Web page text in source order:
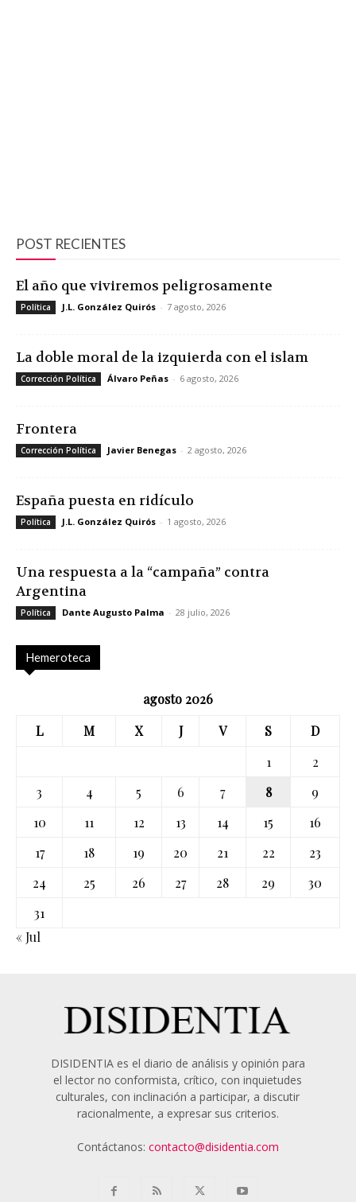
POST RECIENTES
El año que viviremos peligrosamente
Política J.L. González Quirós - 7 agosto, 2026
La doble moral de la izquierda con el islam
Corrección Política Álvaro Peñas - 6 agosto, 2026
Frontera
Corrección Política Javier Benegas - 2 agosto, 2026
España puesta en ridículo
Política J.L. González Quirós - 1 agosto, 2026
Una respuesta a la “campaña” contra
Argentina
Política Dante Augusto Palma - 28 julio, 2026
Hemeroteca
agosto 2026
L
M X J V S
D
1
2
3
4 5 6 7 8
9
10
11 12 13 14 15
16
17
18 19 20 21 22
23
24
25 26 27 28 29
30
31
« Jul
DISIDENTIA es el diario de análisis y opinión para
el lector no conformista, crítico, con inquietudes
culturales, con inclinación a participar, a discutir
racionalmente, a expresar sus criterios.
Contáctanos: contacto@disidentia.com